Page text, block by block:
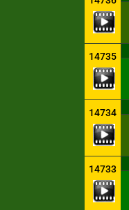
14735
14734
14733